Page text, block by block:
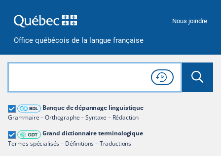
Office québécois de la langue française
Nous joindre
Rechercher dans tout le site
Lancer
Consulter l'
Historique
de recherche
Banque de dépannage linguistique
Grammaire – Orthographe – Syntaxe – Rédaction
Grand dictionnaire terminologique
Termes spécialisés – Définitions – Traductions
Grand dictionnaire terminologique
Restreindre aux termes